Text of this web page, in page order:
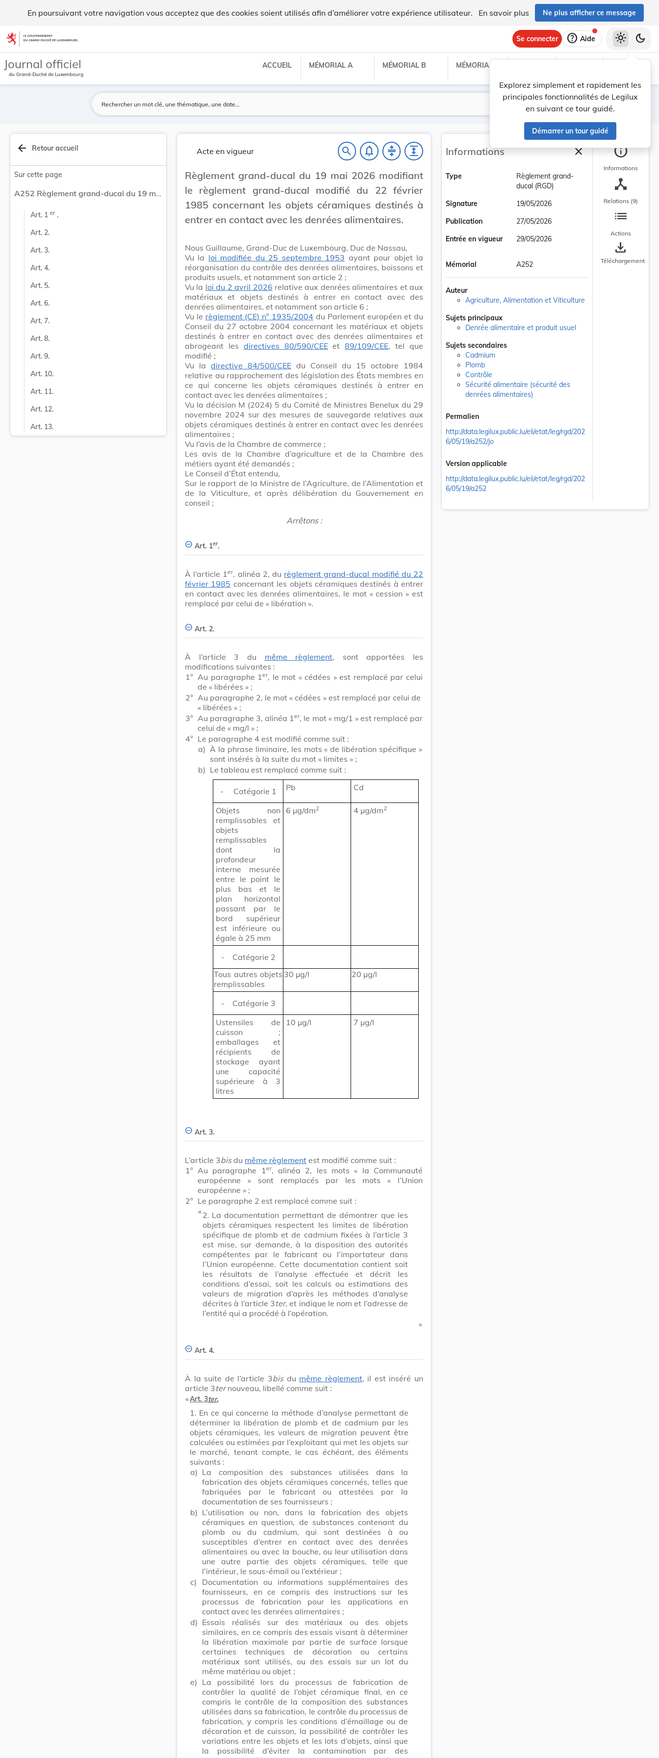
En poursuivant votre navigation vous acceptez que des cookies soient utilisés afin d’améliorer votre expérience utilisateur. En savoir plus Ne plus afficher ce message
Aller au contenu
Se connecter help Aide
Explorez simplement et rapidement les
principales fonctionnalités de Legilux
en suivant ce tour guidé.
Démarrer un tour guidé
light_mode dark_mode
Journal officiel
du Grand-Duché de Luxembourg
ACCUEIL MÉMORIAL A MÉMORIAL B MÉMORIAL C
Lancer la recherche
Filtres
arrow_back Retour accueil
Sur cette page
A252 Règlement grand-ducal du 19 mai 2026 modifiant le règlement grand-ducal modifié du 22 février 1985 concernant les objets céramiques destinés à entrer en contact avec les denrées alimentaires.
Art. 1 er .
Art. 2.
Art. 3.
Art. 4.
Art. 5.
Art. 6.
Art. 7.
Art. 8.
Art. 9.
Art. 10.
Art. 11.
Art. 12.
Art. 13.
Acte en vigueur search notifications_none compress expand
Règlement grand-ducal du 19 mai 2026 modifiant
le règlement grand-ducal modifié du 22 février
1985 concernant les objets céramiques destinés à
entrer en contact avec les denrées alimentaires.
Nous Guillaume, Grand-Duc de Luxembourg, Duc de Nassau,
Vu la loi modifiée du 25 septembre 1953 ayant pour objet la
réorganisation du contrôle des denrées alimentaires, boissons et
produits usuels, et notamment son article 2 ;
Vu la loi du 2 avril 2026 relative aux denrées alimentaires et aux
matériaux et objets destinés à entrer en contact avec des
denrées alimentaires, et notamment son article 6 ;
Vu le règlement (CE) n° 1935/2004 du Parlement européen et du
Conseil du 27 octobre 2004 concernant les matériaux et objets
destinés à entrer en contact avec des denrées alimentaires et
abrogeant les directives 80/590/CEEet89/109/CEE, tel que
modifié ;
Vu la directive 84/500/CEE du Conseil du 15 octobre 1984
relative au rapprochement des législation des États membres en
ce qui concerne les objets céramiques destinés à entrer en
contact avec les denrées alimentaires ;
Vu la décision M (2024) 5 du Comité de Ministres Benelux du 29
novembre 2024 sur des mesures de sauvegarde relatives aux
objets céramiques destinés à entrer en contact avec les denrées
alimentaires ;
Vu l’avis de la Chambre de commerce ;
Les avis de la Chambre d’agriculture et de la Chambre des
métiers ayant été demandés ;
Le Conseil d’État entendu,
Sur le rapport de la Ministre de l’Agriculture, de l’Alimentation et
de la Viticulture, et après délibération du Gouvernement en
conseil ;
Arrêtons :
Art. 1er.
À l’article 1er, alinéa 2, du règlement grand-ducal modifié du 22
février 1985 concernant les objets céramiques destinés à entrer
en contact avec les denrées alimentaires, le mot « cession » est
remplacé par celui de « libération ».
Art. 2.
À l’article 3 du même règlement, sont apportées les
modifications suivantes :
1° Au paragraphe 1er, le mot « cédées »est remplacé par celui
de « libérées » ;
2° Au paragraphe 2, le mot« cédées »est remplacé par celui de
« libérées » ;
3° Au paragraphe 3, alinéa 1er, le mot « mg/1 »est remplacé par
celui de « mg/l » ;
4° Le paragraphe 4 est modifié comme suit :
a) À la phrase liminaire, les mots« de libération spécifique »
sont insérés à la suite du mot « limites » ;
b) Le tableau est remplacé comme suit :
- Catégorie 1 Pb Cd
Objets non
remplissables et
objets
remplissables
dont la
profondeur
interne mesurée
entre le point le
plus bas et le
plan horizontal
passant par le
bord supérieur
est inférieure ou
égale à 25 mm
6 μg/dm2 4 μg/dm2
- Catégorie 2
Tous autres objets
remplissables
30 μg/l 20 μg/l
- Catégorie 3
Ustensiles de
cuisson ;
emballages et
récipients de
stockage ayant
une capacité
supérieure à 3
litres
10 μg/l 7 μg/l
Art. 3.
L’article 3bisdu même règlement est modifié comme suit :
1° Au paragraphe 1 er, alinéa 2, les mots« la Communauté
européenne » sont remplacés par les mots « l’Union
européenne » ;
2° Le paragraphe 2 est remplacé comme suit :
​ «2. La documentation permettant de démontrer que les
objets céramiques respectent les limites de libération
spécifique de plomb et de cadmium fixées à l’article 3
est mise, sur demande, à la disposition des autorités
compétentes par le fabricant ou l’importateur dans
l’Union européenne. Cette documentation contient soit
les résultats de l’analyse effectuée et décrit les
conditions d’essai, soit les calculs ou estimations des
valeurs de migration d’après les méthodes d’analyse
décrites à l’article 3ter, et indique le nom et l’adresse de
l’entité qui a procédé à l’opération.
​ »
Art. 4.
À la suite de l’article 3bisdu même règlement, il est inséré un
article 3ternouveau, libellé comme suit :
​ «Art. 3ter.
1. En ce qui concerne la méthode d’analyse permettant de
déterminer la libération de plomb et de cadmium par les
objets céramiques, les valeurs de migration peuvent être
calculées ou estimées par l’exploitant qui met les objets sur
le marché, tenant compte, le cas échéant, des éléments
suivants :
a) La composition des substances utilisées dans la
fabrication des objets céramiques concernés, telles que
fabriquées par le fabricant ou attestées par la
documentation de ses fournisseurs ;
b) L’utilisation ou non, dans la fabrication des objets
céramiques en question, de substances contenant du
plomb ou du cadmium, qui sont destinées à ou
susceptibles d’entrer en contact avec des denrées
alimentaires ou avec la bouche, ou leur utilisation dans
une autre partie des objets céramiques, telle que
l’intérieur, le sous-émail ou l’extérieur ;
c)
Documentation ou informations supplémentaires des
fournisseurs, en ce compris des instructions sur les
processus de fabrication pour les applications en
contact avec les denrées alimentaires ;
d) Essais réalisés sur des matériaux ou des objets
similaires, en ce compris des essais visant à déterminer
la libération maximale par partie de surface lorsque
certaines techniques de décoration ou certains
matériaux sont utilisés, ou des essais sur un lot du
même matériau ou objet ;
e) La possibilité lors du processus de fabrication de
contrôler la qualité de l’objet céramique final, en ce
compris le contrôle de la composition des substances
utilisées dans sa fabrication, le contrôle du processus de
fabrication, y compris les conditions d’émaillage ou de
décoration et de cuisson, la possibilité de contrôler les
variations entre les objets et les lots d’objets, ainsi que
la possibilité d’éviter la contamination par des
Informations closeFermer la barre
Type
Règlement grand-
ducal (RGD)
Signature
19/05/2026
Publication
27/05/2026
Entrée en vigueur
29/05/2026
Mémorial A252
Auteur
Agriculture, Alimentation et Viticulture
Sujets principaux
Denrée alimentaire et produit usuel
Sujets secondaires
Cadmium
Plomb
Contrôle
Sécurité alimentaire (sécurité des
denrées alimentaires)
Permalien
http://data.legilux.public.lu/eli/etat/leg/rgd/202
6/05/19/a252/jo
Version applicable
http://data.legilux.public.lu/eli/etat/leg/rgd/202
6/05/19/a252
info
Informations
device_hub
Relations (9)
list
Actions
save_alt
Téléchargement